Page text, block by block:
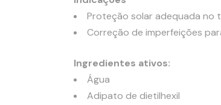
Proteção solar adequada no
Correção de imperfeições
Ingredientes ativos:
Água
Adipato de dietilhexil